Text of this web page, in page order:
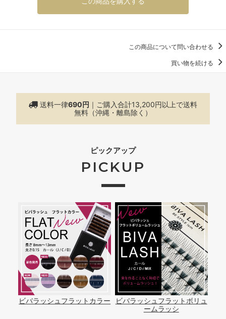
この商品について問い合わせる
買い物を続ける
送料一律690円 ｜ご購入合計13,200円以上で送料
無料（沖縄・離島除く）
ピックアップ
PICKUP
ビバラッシュフラットカラー
ビバラッシュフラットボリュ
ームラッシ